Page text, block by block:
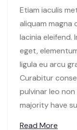
Etiam iaculis
aliquam magna
lacinia eleifend.
eget,
ligula eu arcu
Curabitur
pulvinar leo
majority have
Read More